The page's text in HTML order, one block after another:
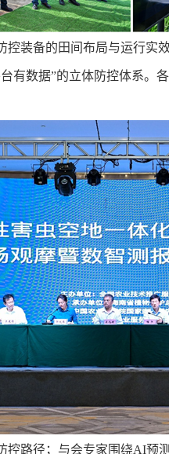
装备的田间布局与运行
有数据”的立体防控体系
路径；与会专家围绕AI